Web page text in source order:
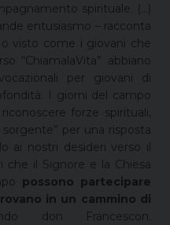
spirituale. (…)
entusiasmo – racconta
visto come i giovani che
“ChiamalaVita” abbiano
per giovani di
I giorni del campo
forze spirituali,
per una risposta
ai nostri desideri verso il
che il Signore e la Chiesa
possono partecipare
in un cammino di
don Francescon.